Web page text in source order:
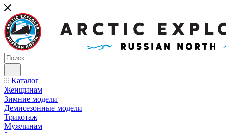
Каталог
Женщинам
Зимние модели
Демисезонные модели
Трикотаж
Мужчинам